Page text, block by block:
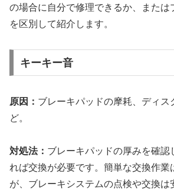
の場合に自分で修理できるか、または
を区別して紹介します。
キーキー音
原因： ブレーキパッドの摩耗、ディス
ど。
対処法： ブレーキパッドの厚みを確認
れば交換が必要です。簡単な交換作業
が、ブレーキシステムの点検や交換は